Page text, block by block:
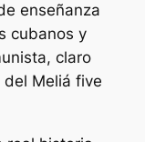
enseñanza
cubanos y
claro
Meliá five